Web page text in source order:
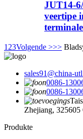
JUT14-
veertipe
1 23Volgende >>>
sales91@china-
0086-
0086-
Zhejiang, 325605
Produkte